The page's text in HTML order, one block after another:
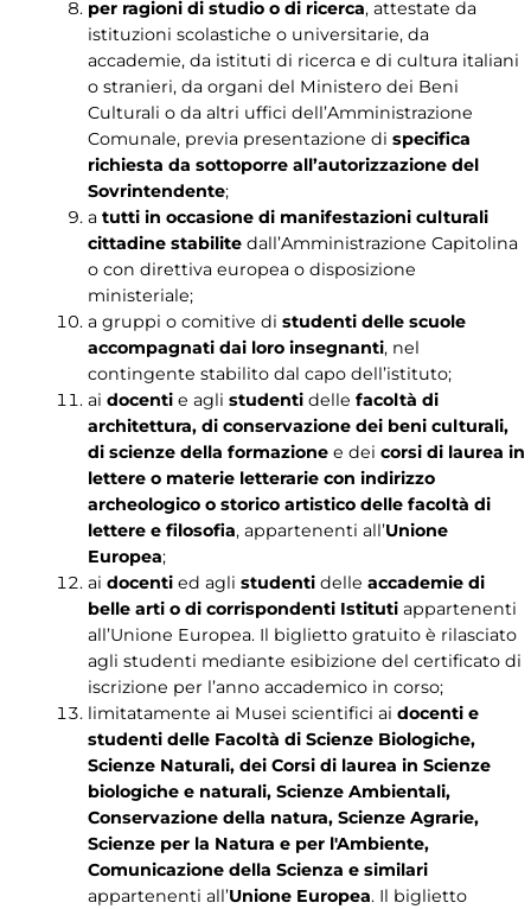
per ragioni di studio o di ricerca, attestate da
istituzioni scolastiche o universitarie, da
accademie, da istituti di ricerca e di cultura italiani
o stranieri, da organi del Ministero dei Beni
Culturali o da altri uffici dell’Amministrazione
Comunale, previa presentazione di specifica
richiesta da sottoporre all’autorizzazione del
Sovrintendente;
a tutti in occasione di manifestazioni culturali
cittadine stabilitedall’Amministrazione Capitolina
o con direttiva europea o disposizione
ministeriale;
a gruppi o comitive di studenti delle scuole
accompagnati dai loro insegnanti, nel
contingente stabilito dal capo dell’istituto;
ai docentie agli studenti delle facoltà di
architettura, di conservazione dei beni culturali,
di scienze della formazionee dei corsi di laurea in
lettere o materie letterarie con indirizzo
archeologico o storico artistico delle facoltà di
lettere e filosofia, appartenenti all’Unione
Europea;
ai docentied agli studentidelle accademie di
belle arti o di corrispondenti Istitutiappartenenti
all’Unione Europea. Il biglietto gratuito è rilasciato
agli studenti mediante esibizione del certificato di
iscrizione per l’anno accademico in corso;
limitatamente ai Musei scientifici ai docenti e
studenti delle Facoltà di Scienze Biologiche,
Scienze Naturali, dei Corsi di laurea in Scienze
biologiche e naturali, Scienze Ambientali,
Conservazione della natura, Scienze Agrarie,
Scienze per la Natura e per l'Ambiente,
Comunicazione della Scienza e similari
appartenenti all’Unione Europea. Il biglietto